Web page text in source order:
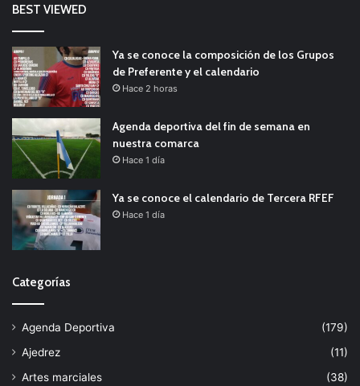
BEST VIEWED
Ya se conoce la composición de los Grupos
de Preferente y el calendario
Hace 2 horas
Agenda deportiva del fin de semana en
nuestra comarca
Hace 1 día
Ya se conoce el calendario de Tercera RFEF
Hace 1 día
Categorías
Agenda Deportiva
(179)
Ajedrez
(11)
Artes marciales
(38)